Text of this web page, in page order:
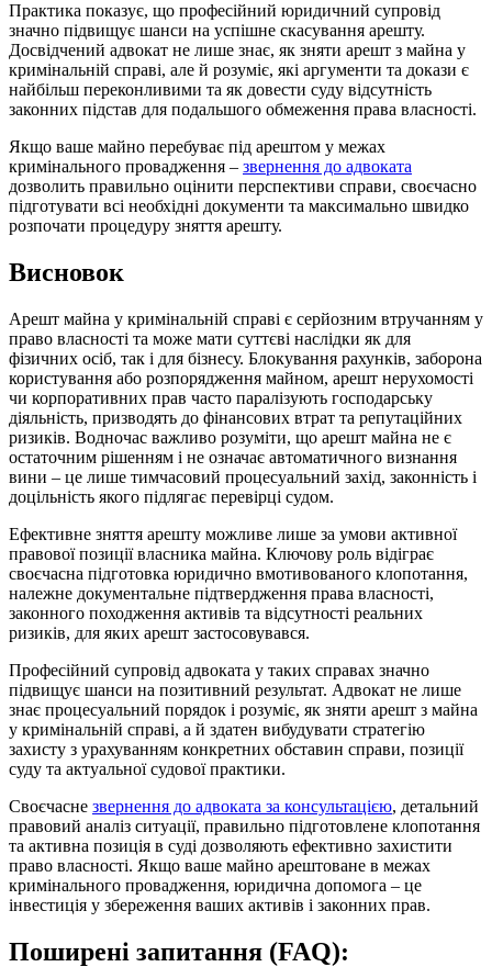
Практика показує, що професійний юридичний супровід
значно підвищує шанси на успішне скасування арешту.
Досвідчений адвокат не лише знає, як зняти арешт з майна у
кримінальній справі, але й розуміє, які аргументи та докази є
найбільш переконливими та як довести суду відсутність
законних підстав для подальшого обмеження права власності.
Якщо ваше майно перебуває під арештом у межах
кримінального провадження – звернення до адвоката
дозволить правильно оцінити перспективи справи, своєчасно
підготувати всі необхідні документи та максимально швидко
розпочати процедуру зняття арешту.
Висновок
Арешт майна у кримінальній справі є серйозним втручанням у
право власності та може мати суттєві наслідки як для
фізичних осіб, так і для бізнесу. Блокування рахунків, заборона
користування або розпорядження майном, арешт нерухомості
чи корпоративних прав часто паралізують господарську
діяльність, призводять до фінансових втрат та репутаційних
ризиків. Водночас важливо розуміти, що арешт майна не є
остаточним рішенням і не означає автоматичного визнання
вини – це лише тимчасовий процесуальний захід, законність і
доцільність якого підлягає перевірці судом.
Ефективне зняття арешту можливе лише за умови активної
правової позиції власника майна. Ключову роль відіграє
своєчасна підготовка юридично вмотивованого клопотання,
належне документальне підтвердження права власності,
законного походження активів та відсутності реальних
ризиків, для яких арешт застосовувався.
Професійний супровід адвоката у таких справах значно
підвищує шанси на позитивний результат. Адвокат не лише
знає процесуальний порядок і розуміє, як зняти арешт з майна
у кримінальній справі, а й здатен вибудувати стратегію
захисту з урахуванням конкретних обставин справи, позиції
суду та актуальної судової практики.
Своєчасне звернення до адвоката за консультацією, детальний
правовий аналіз ситуації, правильно підготовлене клопотання
та активна позиція в суді дозволяють ефективно захистити
право власності. Якщо ваше майно арештоване в межах
кримінального провадження, юридична допомога – це
інвестиція у збереження ваших активів і законних прав.
Поширені запитання (FAQ):